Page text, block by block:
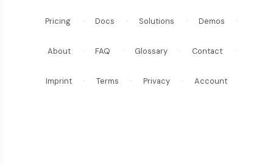
Pricing · Docs · Solutions · Demos ·
About · FAQ · Glossary · Contact ·
Imprint · Terms · Privacy · Account